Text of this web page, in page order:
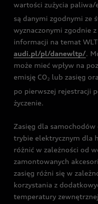
wartości zużycia paliwa/
są danymi zgodnymi ze
wyznaczonymi zgodnie
informacji na temat
audi.pl/pl/danewltp/.
może mieć wpływ na
emisję CO2 lub zasięg
po pierwszej rejestracji
życzenie.
Zasięg dla
trybie elektrycznym dla
różnić w zależności od
zamontowanych
zasięg różni się w
korzystania z
temperatury